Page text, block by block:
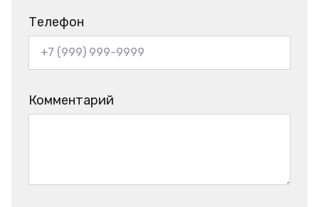
Телефон
Комментарий